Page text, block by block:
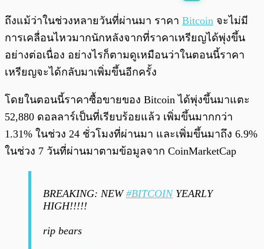
พร้อมเล่น 0:00
ถึงแม้ว่าในช่วงหลายวันที่ผ่านมา ราคา Bitcoin จะไม่มี
การเคลื่อนไหวมากนักหลังจากที่ราคาเหรียญได้พุ่งขึ้น
อย่างต่อเนื่อง อย่างไรก็ตามดูเหมือนว่าในตอนนี้ราคา
เหรียญจะได้กลับมาเพิ่มขึ้นอีกครั้ง
โดยในตอนนี้ราคาซื้อขายของ Bitcoin ได้พุ่งขึ้นมาแตะ
52,880 ดอลลาร์เป็นที่เรียบร้อยแล้ว เพิ่มขึ้นมากกว่า
1.31% ในช่วง 24 ชั่วโมงที่ผ่านมา และเพิ่มขึ้นมาถึง 6.9%
ในช่วง 7 วันที่ผ่านมาตามข้อมูลจาก CoinMarketCap
BREAKING: NEW#BITCOINYEARLY
HIGH!!!!!
rip bears